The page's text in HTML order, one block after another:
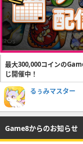
最大300,000コインの
じ開催中！
るぅみマスター
Game8からのお知らせ